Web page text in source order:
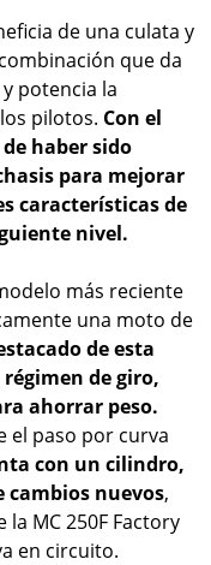
de una culata y
que da
potencia la
pilotos. Con el
haber sido
para mejorar
características de
nivel.
más reciente
una moto de
de esta
de giro,
ahorrar peso.
el paso por curva
con un cilindro,
cambios nuevos,
MC 250F Factory
en circuito.